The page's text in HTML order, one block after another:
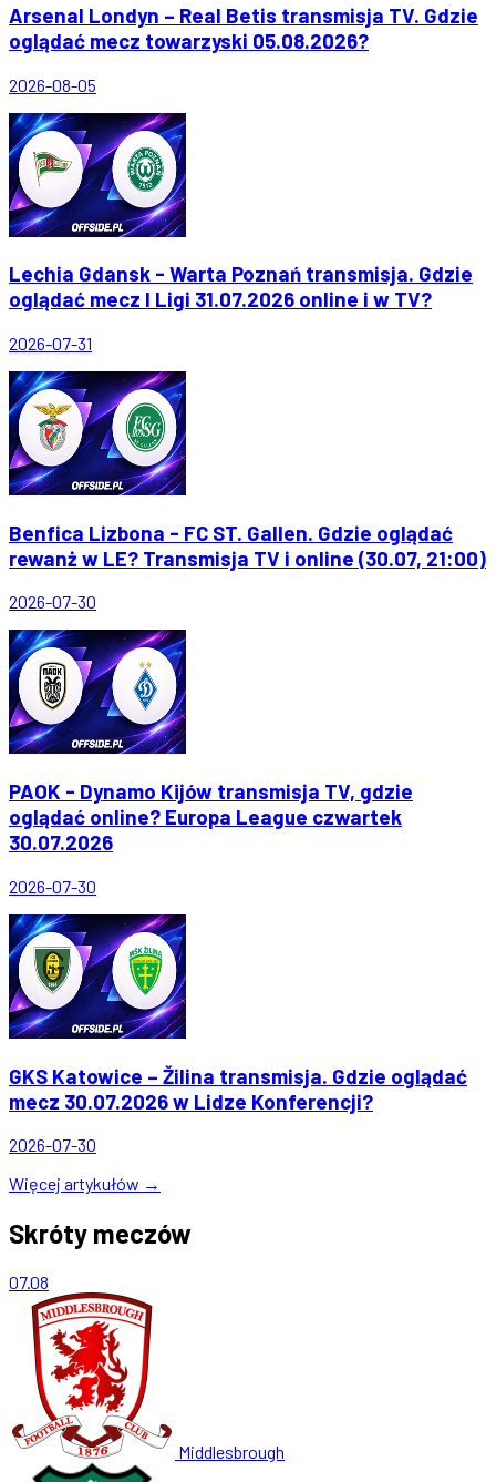
Arsenal Londyn – Real Betis transmisja TV. Gdzie
oglądać mecz towarzyski 05.08.2026?
2026-08-05
Lechia Gdansk - Warta Poznań transmisja. Gdzie
oglądać mecz I Ligi 31.07.2026 online i w TV?
2026-07-31
Benfica Lizbona - FC ST. Gallen. Gdzie oglądać
rewanż w LE? Transmisja TV i online (30.07, 21:00)
2026-07-30
PAOK - Dynamo Kijów transmisja TV, gdzie
oglądać online? Europa League czwartek
30.07.2026
2026-07-30
GKS Katowice – Žilina transmisja. Gdzie oglądać
mecz 30.07.2026 w Lidze Konferencji?
2026-07-30
Więcej artykułów →
Skróty meczów
07.08
Middlesbrough